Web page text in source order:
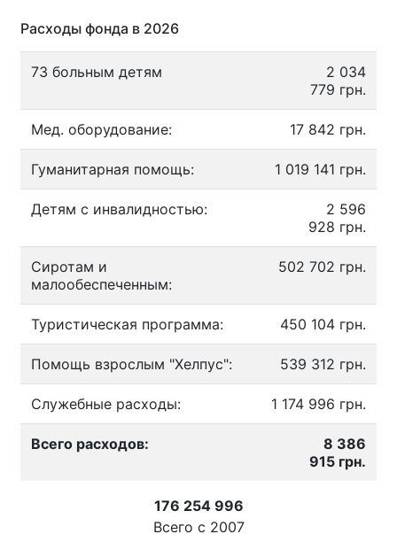
Расходы фонда в 2026
73 больным детям
2 034
779 грн.
Мед. оборудование: 17 842 грн.
Гуманитарная помощь: 1 019 141 грн.
Детям с инвалидностью:
2 596
928 грн.
Сиротам и
малообеспеченным:
502 702 грн.
Туристическая программа: 450 104 грн.
Помощь взрослым "Хелпус": 539 312 грн.
Служебные расходы: 1 174 996 грн.
Всего расходов:
8 386
915 грн.
176 254 996
Всего с 2007